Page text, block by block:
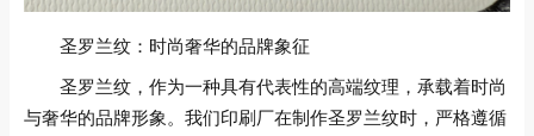
圣罗兰纹：时尚奢华的品牌象征
圣罗兰纹，作为一种具有代表性的高端纹理，承载着时尚
与奢华的品牌形象。我们印刷厂在制作圣罗兰纹时，严格遵循